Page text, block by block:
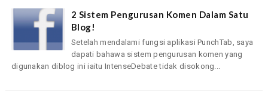
2 Sistem Pengurusan Komen Dalam Satu
Blog!
Setelah mendalami fungsi aplikasi PunchTab, saya
dapati bahawa sistem pengurusan komen yang
digunakan diblog ini iaitu IntenseDebate tidak disokong...